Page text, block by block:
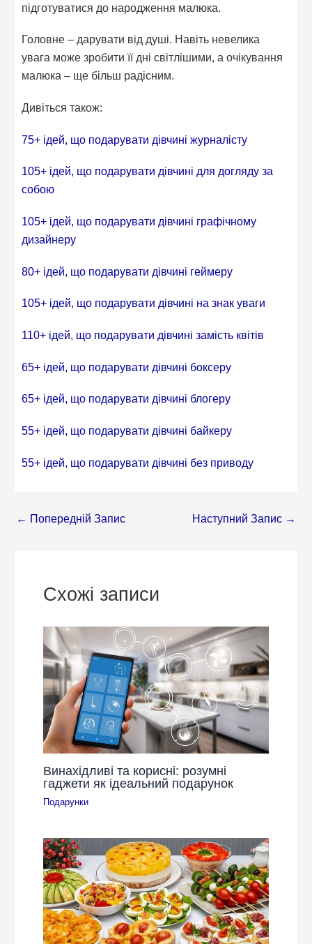
підготуватися до народження малюка.
Головне – дарувати від душі. Навіть невелика
увага може зробити її дні світлішими, а очікування
малюка – ще більш радісним.
Дивіться також:
75+ ідей, що подарувати дівчині журналісту
105+ ідей, що подарувати дівчині для догляду за
собою
105+ ідей, що подарувати дівчині графічному
дизайнеру
80+ ідей, що подарувати дівчині геймеру
105+ ідей, що подарувати дівчині на знак уваги
110+ ідей, що подарувати дівчині замість квітів
65+ ідей, що подарувати дівчині боксеру
65+ ідей, що подарувати дівчині блогеру
55+ ідей, що подарувати дівчині байкеру
55+ ідей, що подарувати дівчині без приводу
← Попередній Запис Наступний Запис →
Схожі записи
Винахідливі та корисні: розумні
гаджети як ідеальний подарунок
Подарунки